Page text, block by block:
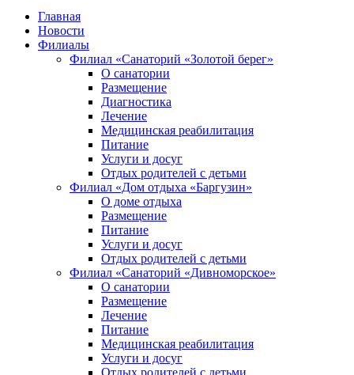
Главная
Новости
Филиалы
Филиал «Санаторий «Золотой берег»
О санатории
Размещение
Диагностика
Лечение
Медицинская реабилитация
Питание
Услуги и досуг
Отдых родителей с детьми
Филиал «Дом отдыха «Баргузин»
О доме отдыха
Размещение
Питание
Услуги и досуг
Отдых родителей с детьми
Филиал «Санаторий «Дивноморское»
О санатории
Размещение
Лечение
Питание
Медицинская реабилитация
Услуги и досуг
Отдых родителей с детьми